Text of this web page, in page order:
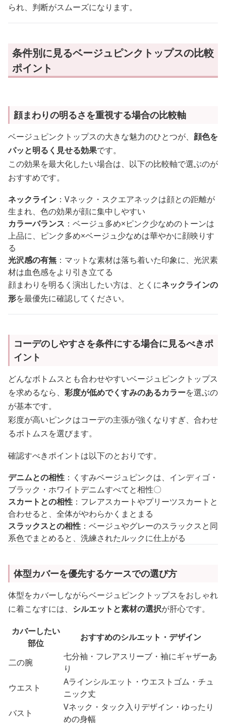
られ、判断がスムーズになります。
条件別に見るベージュピンクトップスの比較
ポイント
顔まわりの明るさを重視する場合の比較軸
ベージュピンクトップスの大きな魅力のひとつが、 顔色を
パッと明るく見せる効果です。
この効果を最大化したい場合は、以下の比較軸で選ぶのが
おすすめです。
ネックライン ：Vネック・スクエアネックは顔との距離が
生まれ、色の効果が顔に集中しやすい
カラーバランス ：ベージュ多め×ピンク少なめのトーンは
上品に、ピンク多め×ベージュ少なめは華やかに顔映りす
る
光沢感の有無 ：マットな素材は落ち着いた印象に、光沢素
材は血色感をより引き立てる
顔まわりを明るく演出したい方は、とくにネックラインの
形を最優先に確認してください。
コーデのしやすさを条件にする場合に見るべきポ
イント
どんなボトムスとも合わせやすいベージュピンクトップス
を求めるなら、 彩度が低めでくすみのあるカラーを選ぶの
が基本です。
彩度が高いピンクはコーデの主張が強くなりすぎ、合わせ
るボトムスを選びます。
確認すべきポイントは以下のとおりです。
デニムとの相性 ：くすみベージュピンクは、インディゴ・
ブラック・ホワイトデニムすべてと相性〇
スカートとの相性 ：フレアスカートやプリーツスカートと
合わせると、全体がやわらかくまとまる
スラックスとの相性 ：ベージュやグレーのスラックスと同
系色でまとめると、洗練されたルックに仕上がる
体型カバーを優先するケースでの選び方
体型をカバーしながらベージュピンクトップスをおしゃれ
に着こなすには、 シルエットと素材の選択が肝心です。
カバーしたい
部位
おすすめのシルエット・デザイン
二の腕
七分袖・フレアスリーブ・袖にギャザーあ
り
ウエスト
Aラインシルエット・ウエストゴム・チュ
ニック丈
バスト
Vネック・タック入りデザイン・ゆったり
めの身幅